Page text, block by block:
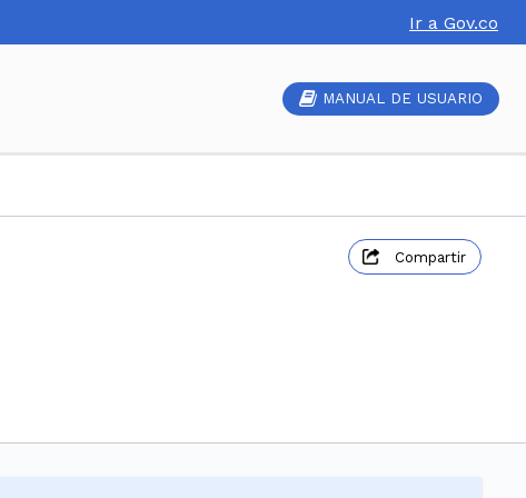
Ir a Gov.co
MANUAL DE USUARIO
Compartir